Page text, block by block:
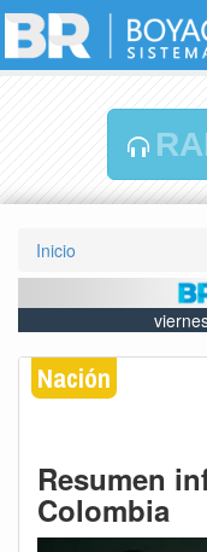
Inicio
Nación
Resumen
Colombia